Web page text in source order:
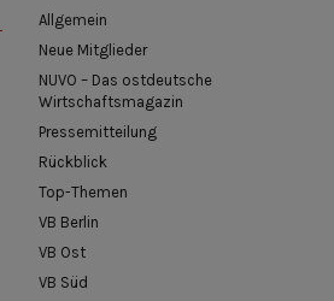
Allgemein
Neue Mitglieder
NUVO – Das ostdeutsche
Wirtschaftsmagazin
Pressemitteilung
Rückblick
Top-Themen
VB Berlin
VB Ost
VB Süd